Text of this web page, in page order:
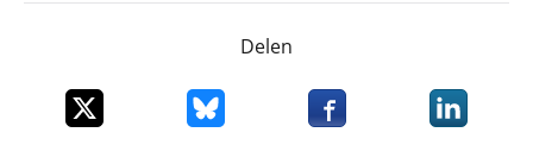
Delen
Deel dit item op XDeel dit item op Bluesky
Deel dit item opDeel dit